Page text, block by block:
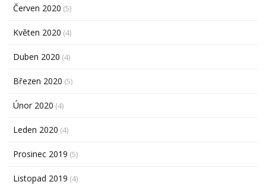
Červen 2020 (5)
Květen 2020 (4)
Duben 2020 (4)
Březen 2020 (5)
Únor 2020 (4)
Leden 2020 (4)
Prosinec 2019 (5)
Listopad 2019 (4)